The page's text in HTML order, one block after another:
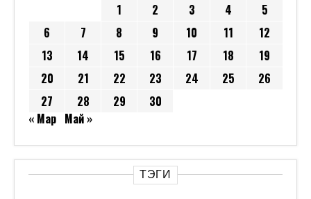
1 2 3 4
5
6
7 8 9 10 11
12
13
14 15 16 17 18
19
20
21 22 23 24 25
26
27
28 29
30
« Мар Май »
ТЭГИ